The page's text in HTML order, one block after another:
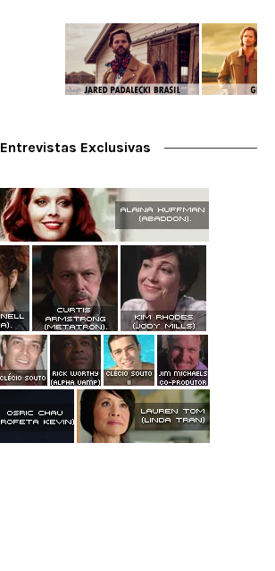
Entrevistas Exclusivas